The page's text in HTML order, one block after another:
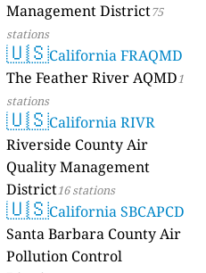
Management District75
stations
🇺🇸California FRAQMD
The Feather River AQMD1
stations
🇺🇸California RIVR
Riverside County Air
Quality Management
District16 stations
🇺🇸California SBCAPCD
Santa Barbara County Air
Pollution Control